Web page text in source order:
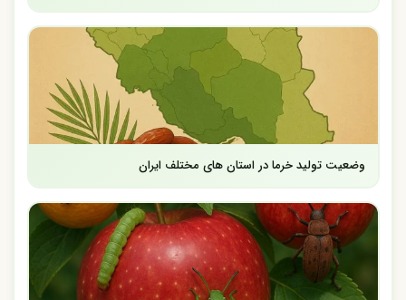
وضعیت تولید خرما در استان های مختلف ایران